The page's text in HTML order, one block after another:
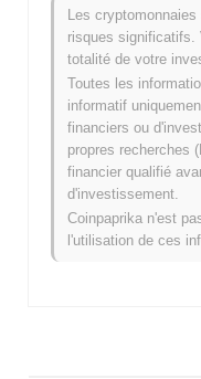
Plus Haut Historique
Plus Bas Historique
FSL se négocie
Comment FSL
crypto plus large
Au cours des 7
le marché crypto
indique une
rapport à la dynamique
Les
risques significatifs.
totalité de votre
Toutes les
informatif
financiers ou
propres recherches
financier qualifié
d'investissement.
Coinpaprika n'est
l'utilisation de ces